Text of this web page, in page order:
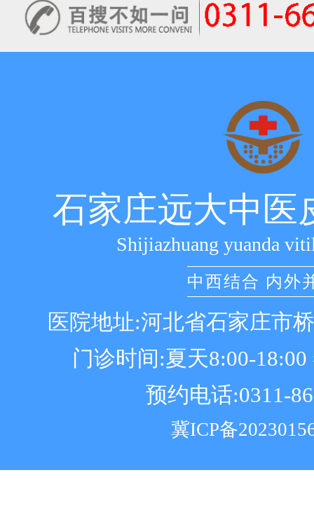
石家庄远大中医
Shijiazhuang yuanda
中西结合 内外
医院地址:河北省石家庄市
门诊时间:夏天8:00-18:00
预约电话:0311-
冀ICP备